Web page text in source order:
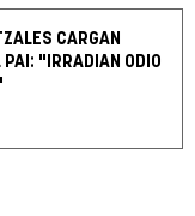
CARGAN
PAI: "IRRADIAN ODIO